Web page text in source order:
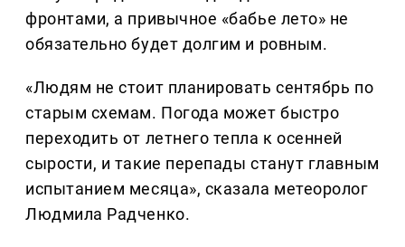
фронтами, а привычное «бабье лето» не
обязательно будет долгим и ровным.
«Людям не стоит планировать сентябрь по
старым схемам. Погода может быстро
переходить от летнего тепла к осенней
сырости, и такие перепады станут главным
испытанием месяца», сказала метеоролог
Людмила Радченко.